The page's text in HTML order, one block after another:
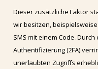
Dieser zusätzliche Faktor
wir besitzen,
SMS mit einem Code.
Authentifizierung (2FA)
unerlaubten Zugriffs